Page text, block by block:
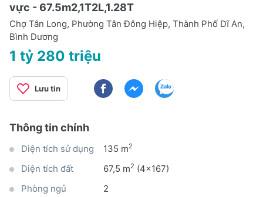
vực - 67.5m2,1T2L,1.28T
Chợ Tân Long, Phường Tân Đông Hiệp, Thành Phố Dĩ An,
Bình Dương
1 tỷ 280 triệu
Lưu tin
Thông tin chính
Diện tích sử dụng 135 m2
Diện tích đất 67,5 m2 (4x167)
Phòng ngủ
2